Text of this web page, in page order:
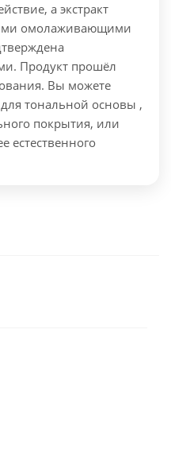
а экстракт
омолаживающими
Продукт прошёл
Вы можете
тональной основы ,
покрытия, или
естественного